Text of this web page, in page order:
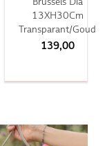
13XH30Cm
Transparant/Goud
139,00